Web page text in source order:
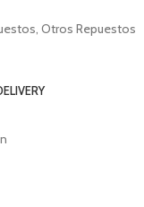
, Otros Repuestos